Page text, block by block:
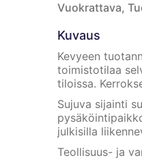
Vuokrattava,
Kuvaus
Kevyeen
toimistotilaa
tiloissa.
Sujuva sijainti
julkisilla
Teollisuus- ja